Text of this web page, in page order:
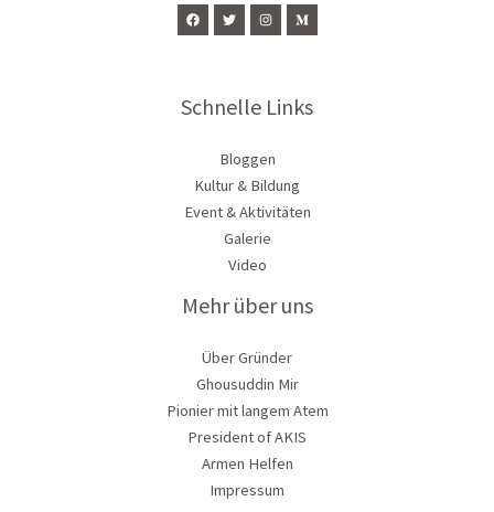
Schnelle Links
Bloggen
Kultur & Bildung
Event & Aktivitäten
Galerie
Video
Mehr über uns
Über Gründer
Ghousuddin Mir
Pionier mit langem Atem
President of AKIS
Armen Helfen
Impressum